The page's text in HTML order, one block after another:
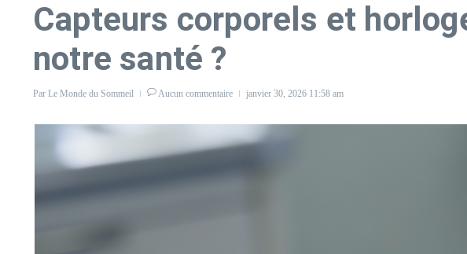
Capteurs corporels et
notre santé ?
Par Le Monde du Sommeil Aucun commentaire janvier 30, 2026 11:58 am